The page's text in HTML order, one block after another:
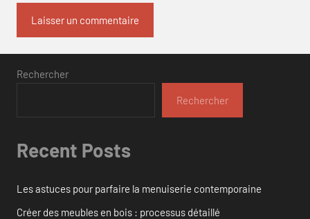
Rechercher
Rechercher
Recent Posts
Les astuces pour parfaire la menuiserie contemporaine
Créer des meubles en bois : processus détaillé